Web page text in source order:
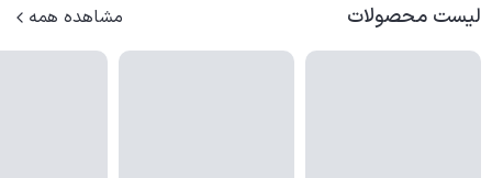
لیست محصولات مشاهده همه